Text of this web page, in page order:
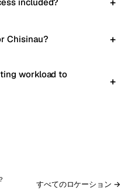
Chisinau?
workload to
すべてのロケーション →